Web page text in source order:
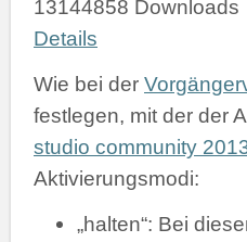
13144858 Downloads
Details
Wie bei der
festlegen, mit der der
studio community
Aktivierungsmodi:
„halten“: Bei